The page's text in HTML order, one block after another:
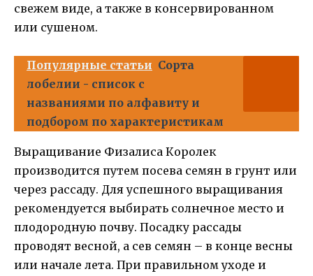
свежем виде, а также в консервированном
или сушеном.
Популярные статьи Сорта
лобелии - список с
названиями по алфавиту и
подбором по характеристикам
Выращивание Физалиса Королек
производится путем посева семян в грунт или
через рассаду. Для успешного выращивания
рекомендуется выбирать солнечное место и
плодородную почву. Посадку рассады
проводят весной, а сев семян – в конце весны
или начале лета. При правильном уходе и